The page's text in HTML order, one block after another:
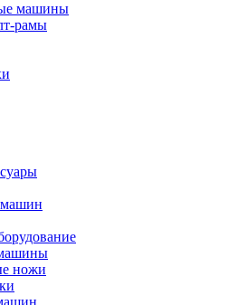
машины
рамы
машин
ножи